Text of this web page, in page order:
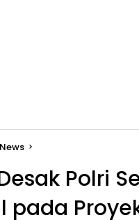
News
Polri
pada